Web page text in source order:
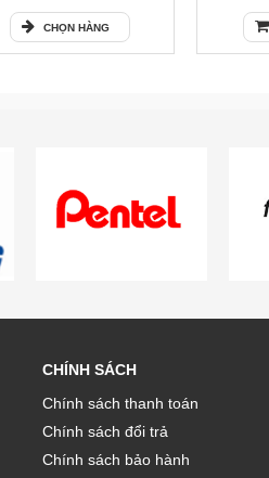
CHỌN HÀNG
CHÍNH SÁCH
Chính sách thanh toán
Chính sách đổi trả
Chính sách bảo hành